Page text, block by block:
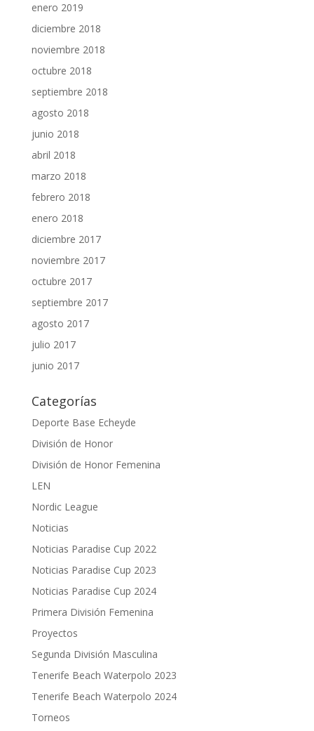
enero 2019
diciembre 2018
noviembre 2018
octubre 2018
septiembre 2018
agosto 2018
junio 2018
abril 2018
marzo 2018
febrero 2018
enero 2018
diciembre 2017
noviembre 2017
octubre 2017
septiembre 2017
agosto 2017
julio 2017
junio 2017
Categorías
Deporte Base Echeyde
División de Honor
División de Honor Femenina
LEN
Nordic League
Noticias
Noticias Paradise Cup 2022
Noticias Paradise Cup 2023
Noticias Paradise Cup 2024
Primera División Femenina
Proyectos
Segunda División Masculina
Tenerife Beach Waterpolo 2023
Tenerife Beach Waterpolo 2024
Torneos